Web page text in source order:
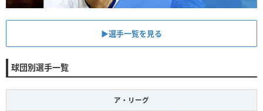
▶︎選手一覧を見る
球団別選手一覧
ア・リーグ